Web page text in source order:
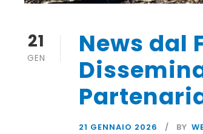
21
GEN
News dal
21 GENNAIO 2026 BY